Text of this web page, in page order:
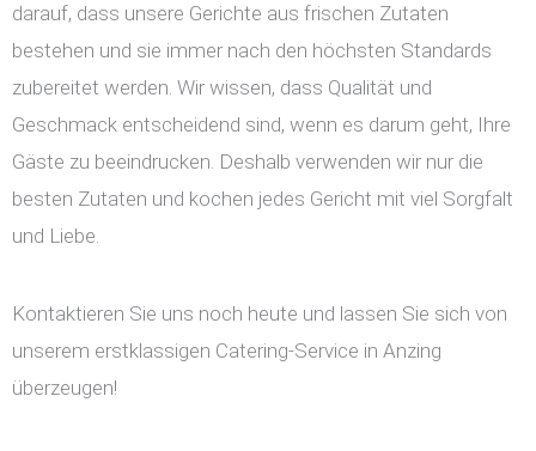
darauf, dass unsere Gerichte aus frischen Zutaten
bestehen und sie immer nach den höchsten Standards
zubereitet werden. Wir wissen, dass Qualität und
Geschmack entscheidend sind, wenn es darum geht, Ihre
Gäste zu beeindrucken. Deshalb verwenden wir nur die
besten Zutaten und kochen jedes Gericht mit viel Sorgfalt
und Liebe.
Kontaktieren Sie uns noch heute und lassen Sie sich von
unserem erstklassigen Catering-Service in Anzing
überzeugen!